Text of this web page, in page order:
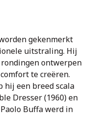
gekenmerkt
uitstraling. Hij
ontwerpen
te creëren.
hij een breed scala
Dresser (1960) en
Buffa werd in